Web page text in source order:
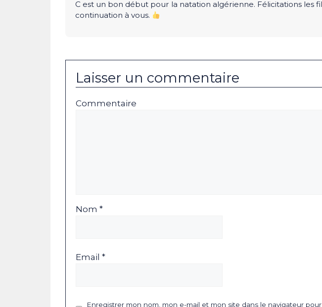
C est un bon début pour la natation algérienne. Félicitations les
continuation à vous.
Laisser un commentaire
Commentaire
Nom *
Email *
Enregistrer mon nom, mon e-mail et mon site dans le navigateur